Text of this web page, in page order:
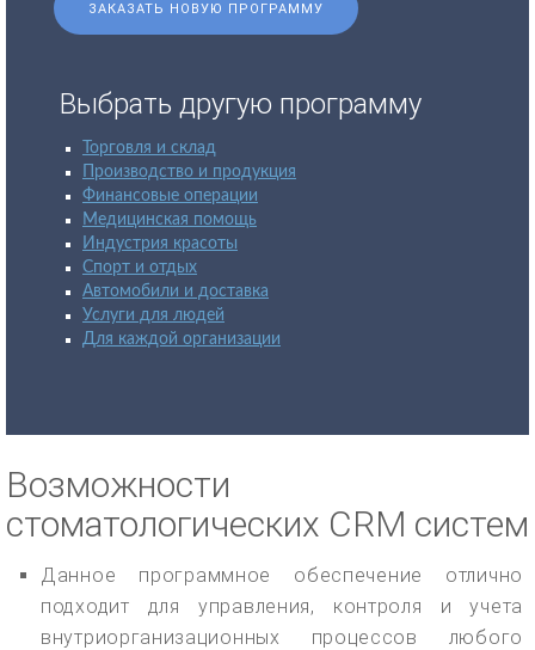
ЗАКАЗАТЬ НОВУЮ ПРОГРАММУ
Выбрать другую программу
Торговля и склад
Производство и продукция
Финансовые операции
Медицинская помощь
Индустрия красоты
Спорт и отдых
Автомобили и доставка
Услуги для людей
Для каждой организации
Возможности
стоматологических CRM систем
Данное программное обеспечение отлично
подходит для управления, контроля и учета
внутриорганизационных процессов любого